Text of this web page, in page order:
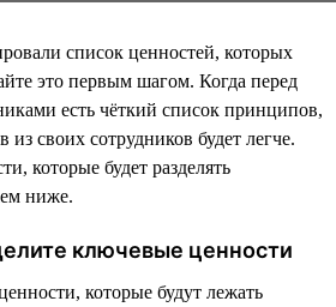
список ценностей, которых
это первым шагом. Когда перед
есть чёткий список принципов,
из своих сотрудников будет легче.
которые будет разделять
ниже.
ключевые ценности
которые будут лежать